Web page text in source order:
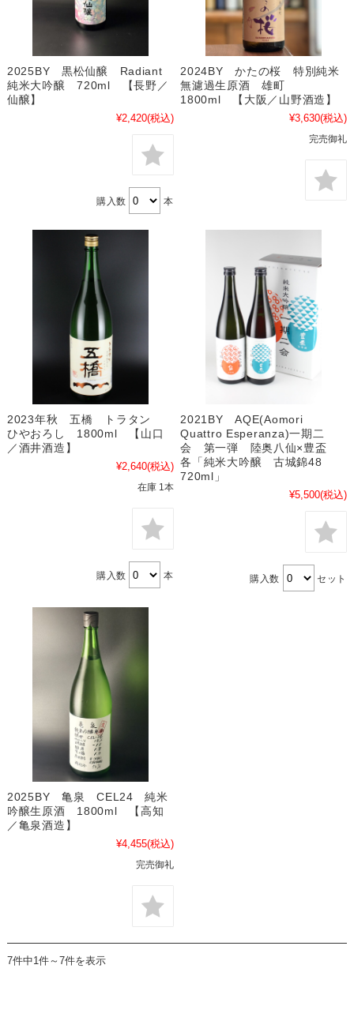
2025BY 黒松仙醸 Radiant
純米大吟醸 720ml 【長野／
仙醸】
¥2,420(税込)
購入数 本
2024BY かたの桜 特別純米
無濾過生原酒 雄町
1800ml 【大阪／山野酒造】
¥3,630(税込)
完売御礼
2023年秋 五橋 トラタン
ひやおろし 1800ml 【山口
／酒井酒造】
¥2,640(税込)
在庫 1本
購入数 本
2021BY AQE(Aomori
Quattro Esperanza)一期二
会 第一弾 陸奥八仙×豊盃
各「純米大吟醸 古城錦48
720ml」
¥5,500(税込)
購入数 セット
2025BY 亀泉 CEL24 純米
吟醸生原酒 1800ml 【高知
／亀泉酒造】
¥4,455(税込)
完売御礼
7件中1件～7件を表示